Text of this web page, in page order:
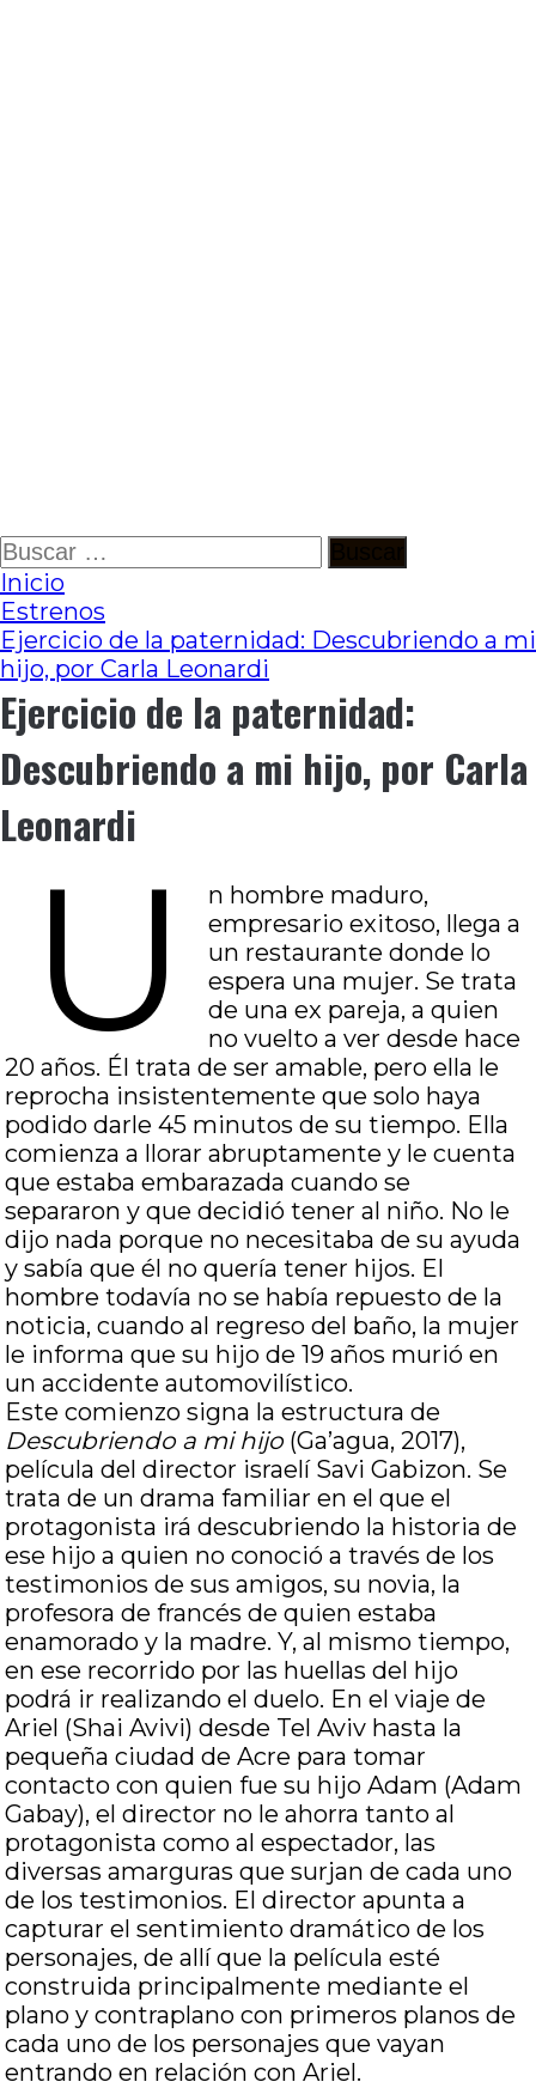
Ir
al
contenido
Buscar:
Inicio
Estrenos
Ejercicio de la paternidad: Descubriendo a mi
hijo, por Carla Leonardi
Ejercicio de la paternidad:
Descubriendo a mi hijo, por Carla
Leonardi
U
n hombre maduro,
empresario exitoso, llega a
un restaurante donde lo
espera una mujer. Se trata
de una ex pareja, a quien
no vuelto a ver desde hace
20 años. Él trata de ser amable, pero ella le
reprocha insistentemente que solo haya
podido darle 45 minutos de su tiempo. Ella
comienza a llorar abruptamente y le cuenta
que estaba embarazada cuando se
separaron y que decidió tener al niño. No le
dijo nada porque no necesitaba de su ayuda
y sabía que él no quería tener hijos. El
hombre todavía no se había repuesto de la
noticia, cuando al regreso del baño, la mujer
le informa que su hijo de 19 años murió en
un accidente automovilístico.
Este comienzo signa la estructura de
Descubriendo a mi hijo(Ga’agua, 2017),
película del director israelí Savi Gabizon. Se
trata de un drama familiar en el que el
protagonista irá descubriendo la historia de
ese hijo a quien no conoció a través de los
testimonios de sus amigos, su novia, la
profesora de francés de quien estaba
enamorado y la madre. Y, al mismo tiempo,
en ese recorrido por las huellas del hijo
podrá ir realizando el duelo. En el viaje de
Ariel (Shai Avivi) desde Tel Aviv hasta la
pequeña ciudad de Acre para tomar
contacto con quien fue su hijo Adam (Adam
Gabay), el director no le ahorra tanto al
protagonista como al espectador, las
diversas amarguras que surjan de cada uno
de los testimonios. El director apunta a
capturar el sentimiento dramático de los
personajes, de allí que la película esté
construida principalmente mediante el
plano y contraplano con primeros planos de
cada uno de los personajes que vayan
entrando en relación con Ariel.